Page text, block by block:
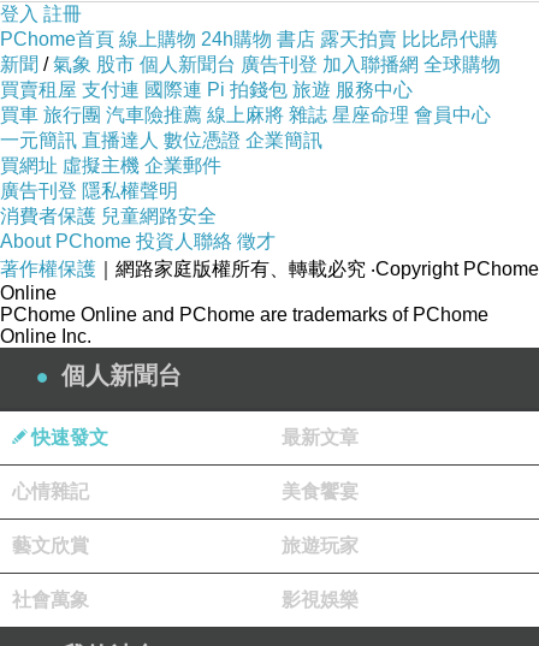
美國有個網站
都會選出一支最物超所值的葡萄酒供消費者參
考，近一年來共選出了51支酒，當然都是美國市
場上買得到的中低價位酒；此網站指南雖然名氣
不如Wine Spectator大，但從它過去歷週選出的
酒中，仍看得出它也是具有相當的公正客觀性；
例如1998 Rosemount Estate Shiraz(US$11.00)
與1998 Berringer Sauvignon Blanc(US$11.99)
都曾入選，而這二支酒不但WS也給予高度的評
價，我個人都喝過，也認同它們都是物超所值的
選擇(以US$11與US$11.99而言)；而Felline
1997 Primitivo di Manduria不但入選，而且還被
選中過二次，更是唯一一年中被選中二次的酒，
若說它是Best Buy中的Best Buy，其實一點也不
為過! Felline 1997 Primitivo di Manduria第一次
入選約在去年上旬，當時美國售價約US$13，第
二次入選約在去年下旬，當時美國售價約
US$14，以這種價位在美國可以名列物超所值酒
登入 註冊
PChome首頁 線上購物 24h購物 書店 露天拍賣 比比昂代購
新聞 /氣象 股市 個人新聞台 廣告刊登 加入聯播網 全球購物
買賣租屋 支付連 國際連 Pi 拍錢包 旅遊 服務中心
買車 旅行團 汽車險推薦 線上麻將 雜誌 星座命理 會員中心
一元簡訊 直播達人 數位憑證 企業簡訊
買網址 虛擬主機 企業郵件
廣告刊登 隱私權聲明
消費者保護 兒童網路安全
About PChome 投資人聯絡 徵才
著作權保護 ｜網路家庭版權所有、轉載必究 ‧Copyright PChome
Online
PChome Online and PChome are trademarks of PChome
Online Inc.
個人新聞台
快速發文 最新文章
心情雜記 美食饗宴
藝文欣賞 旅遊玩家
社會萬象 影視娛樂